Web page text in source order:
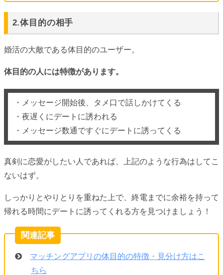
2.体目的の相手
婚活の大敵である体目的のユーザー。
体目的の人には特徴があります。
・メッセージ開始後、タメ口で話しかけてくる
・夜遅くにデートに誘われる
・メッセージ数通ですぐにデートに誘ってくる
真剣に恋愛がしたい人であれば、上記のような行為はしてこ
ないはず。
しっかりとやりとりを重ねた上で、終電までに余裕を持って
帰れる時間にデートに誘ってくれる方を見つけましょう！
マッチングアプリの体目的の特徴・見分け方はこ
ちら